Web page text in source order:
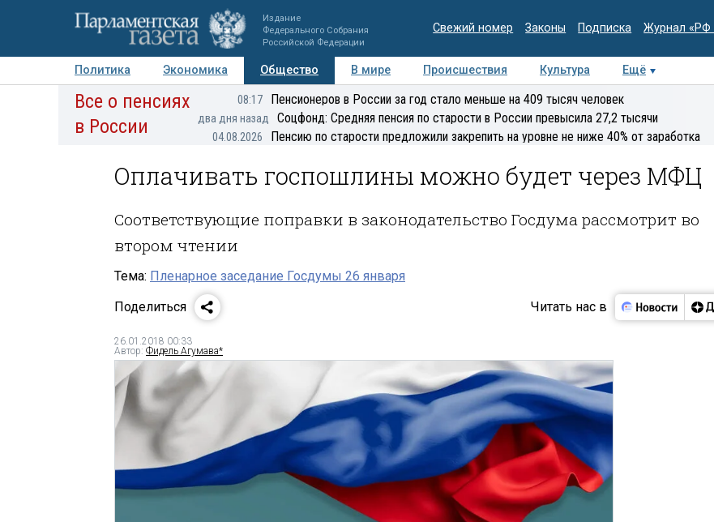
Издание
Федерального Собрания
Российской Федерации
Свежий номер Законы Подписка Журнал «РФ
Политика Экономика Общество В мире Происшествия Культура Ещё
Авторы Персоны Мнения Регионы Медиацентр Интервью Колумнисты
Все о пенсиях
в России
08:17 Пенсионеров в России за год стало меньше на 409 тысяч человек
два дня назад Соцфонд: Средняя пенсия по старости в России превысила 27,2 тысячи
04.08.2026 Пенсию по старости предложили закрепить на уровне не ниже 40% от заработка
Оплачивать госпошлины можно будет через МФЦ
Соответствующие поправки в законодательство Госдума рассмотрит во
втором чтении
Тема: Пленарное заседание Госдумы 26 января
Поделиться
Читать нас в
26.01.2018 00:33
Автор: Фидель Агумава*